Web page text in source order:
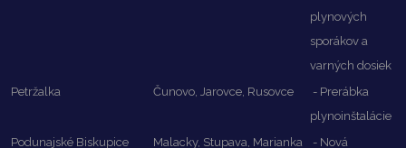
plynových
sporákov a
varných dosiek
Petržalka
Čunovo, Jarovce, Rusovce
- Prerábka
plynoinštalácie
Podunajské Biskupice
Malacky, Stupava, Marianka
- Nová